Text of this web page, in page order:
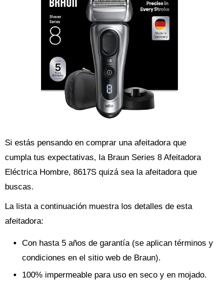
Si estás pensando en comprar una afeitadora que
cumpla tus expectativas, la Braun Series 8 Afeitadora
Eléctrica Hombre, 8617S quizá sea la afeitadora que
buscas.
La lista a continuación muestra los detalles de esta
afeitadora:
Con hasta 5 años de garantía (se aplican términos y
condiciones en el sitio web de Braun).
100% impermeable para uso en seco y en mojado.